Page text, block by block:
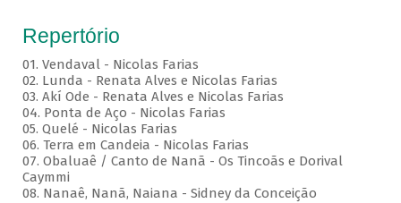
Repertório
01. Vendaval - Nicolas Farias
02. Lunda - Renata Alves e Nicolas Farias
03. Akí Ode - Renata Alves e Nicolas Farias
04. Ponta de Aço - Nicolas Farias
05. Quelé - Nicolas Farias
06. Terra em Candeia - Nicolas Farias
07. Obaluaê / Canto de Nanã - Os Tincoãs e Dorival
Caymmi
08. Nanaê, Nanã, Naiana - Sidney da Conceição